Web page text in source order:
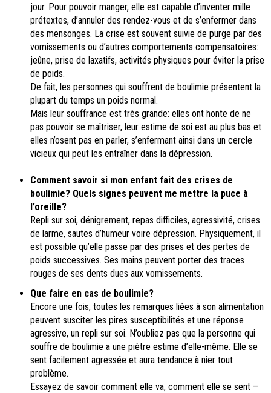
jour. Pour pouvoir manger, elle est capable d’inventer mille
prétextes, d’annuler des rendez-vous et de s’enfermer dans
des mensonges. La crise est souvent suivie de purge par des
vomissements ou d’autres comportements compensatoires:
jeûne, prise de laxatifs, activités physiques pour éviter la prise
de poids.
De fait, les personnes qui souffrent de boulimie présentent la
plupart du temps un poids normal.
Mais leur souffrance est très grande: elles ont honte de ne
pas pouvoir se maîtriser, leur estime de soi est au plus bas et
elles n’osent pas en parler, s’enfermant ainsi dans un cercle
vicieux qui peut les entraîner dans la dépression.
Comment savoir si mon enfant fait des crises de
boulimie? Quels signes peuvent me mettre la puce à
l’oreille?
Repli sur soi, dénigrement, repas difficiles, agressivité, crises
de larme, sautes d’humeur voire dépression. Physiquement, il
est possible qu’elle passe par des prises et des pertes de
poids successives. Ses mains peuvent porter des traces
rouges de ses dents dues aux vomissements.
Que faire en cas de boulimie?
Encore une fois, toutes les remarques liées à son alimentation
peuvent susciter les pires susceptibilités et une réponse
agressive, un repli sur soi. N’oubliez pas que la personne qui
souffre de boulimie a une piètre estime d’elle-même. Elle se
sent facilement agressée et aura tendance à nier tout
problème.
Essayez de savoir comment elle va, comment elle se sent –